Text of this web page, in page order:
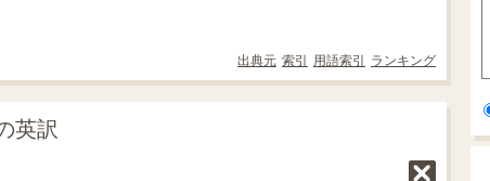
出典元 索引 用語索引 ランキング
英訳